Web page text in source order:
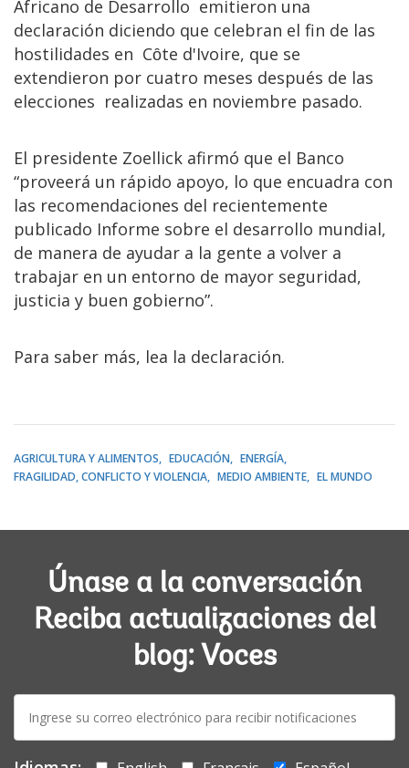
Africano de Desarrollo emitieron una
declaración diciendo que celebran el fin de las
hostilidades en Cȏte d'Ivoire, que se
extendieron por cuatro meses después de las
elecciones realizadas en noviembre pasado.
El presidente Zoellick afirmó que el Banco
“proveerá un rápido apoyo, lo que encuadra con
las recomendaciones del recientemente
publicado Informe sobre el desarrollo mundial,
de manera de ayudar a la gente a volver a
trabajar en un entorno de mayor seguridad,
justicia y buen gobierno”.
Para saber más, lea la declaración.
AGRICULTURA Y ALIMENTOS EDUCACIÓN
ENERGÍA
FRAGILIDAD, CONFLICTO Y VIOLENCIA
MEDIO AMBIENTE EL MUNDO
Únase a la conversación
Reciba actualizaciones del
blog: Voces
E-
mail: